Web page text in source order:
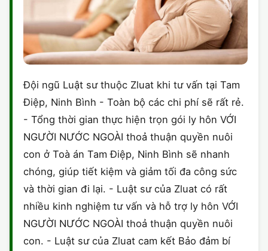
Đội ngũ Luật sư thuộc Zluat khi tư vấn tại Tam
Điệp, Ninh Bình - Toàn bộ các chi phí sẽ rất rẻ.
- Tổng thời gian thực hiện trọn gói ly hôn VỚI
NGƯỜI NƯỚC NGOÀI thoả thuận quyền nuôi
con ở Toà án Tam Điệp, Ninh Bình sẽ nhanh
chóng, giúp tiết kiệm và giảm tối đa công sức
và thời gian đi lại. - Luật sư của Zluat có rất
nhiều kinh nghiệm tư vấn và hỗ trợ ly hôn VỚI
NGƯỜI NƯỚC NGOÀI thoả thuận quyền nuôi
con. - Luật sư của Zluat cam kết Bảo đảm bí